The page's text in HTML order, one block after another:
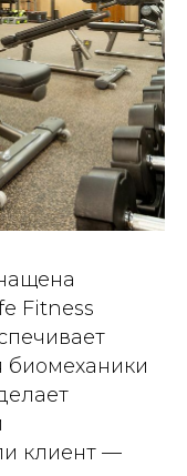
Fitness
биомеханики
клиент —